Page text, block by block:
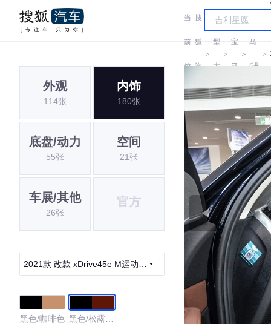
当
前
位
置:
搜
狐
汽
车
＞
车
型
大
全
＞
宝
马
＞
马
(进
口)
＞
外观
114张
内饰
180张
底盘/动力
55张
空间
21张
车展/其他
26张
官方
2021款 改款 xDrive45e M运动套
黑色/咖啡色 黑色/松露褐